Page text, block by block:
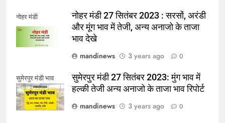
नोहर मंडी
नोहर मंडी 27 सितंबर 2023 : सरसों, अरंडी
और मूंग भाव में तेजी, अन्य अनाजो के ताजा
भाव देखे
mandinews
3 years ago 0
सुमेरपुर मंडी भाव
सुमेरपुर मंडी 27 सितंबर 2023: मुंग भाव में
हल्की तेजी अन्य अनाजो के ताजा भाव रिपोर्ट
mandinews
3 years ago 0